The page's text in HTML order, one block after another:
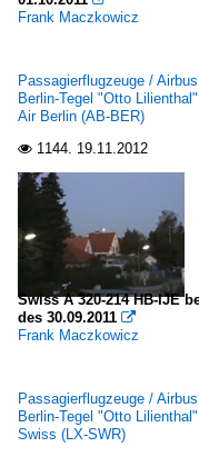
Frank Maczkowicz
Passagierflugzeuge /
Berlin-Tegel "Otto
Air Berlin (AB-BER)
 1144. 19.11.2012
Swiss A 320-214 HB-IJE
des 30.09.2011 
Frank Maczkowicz
Passagierflugzeuge /
Berlin-Tegel "Otto
Swiss (LX-SWR)